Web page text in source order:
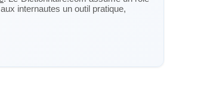
internautes un outil pratique,